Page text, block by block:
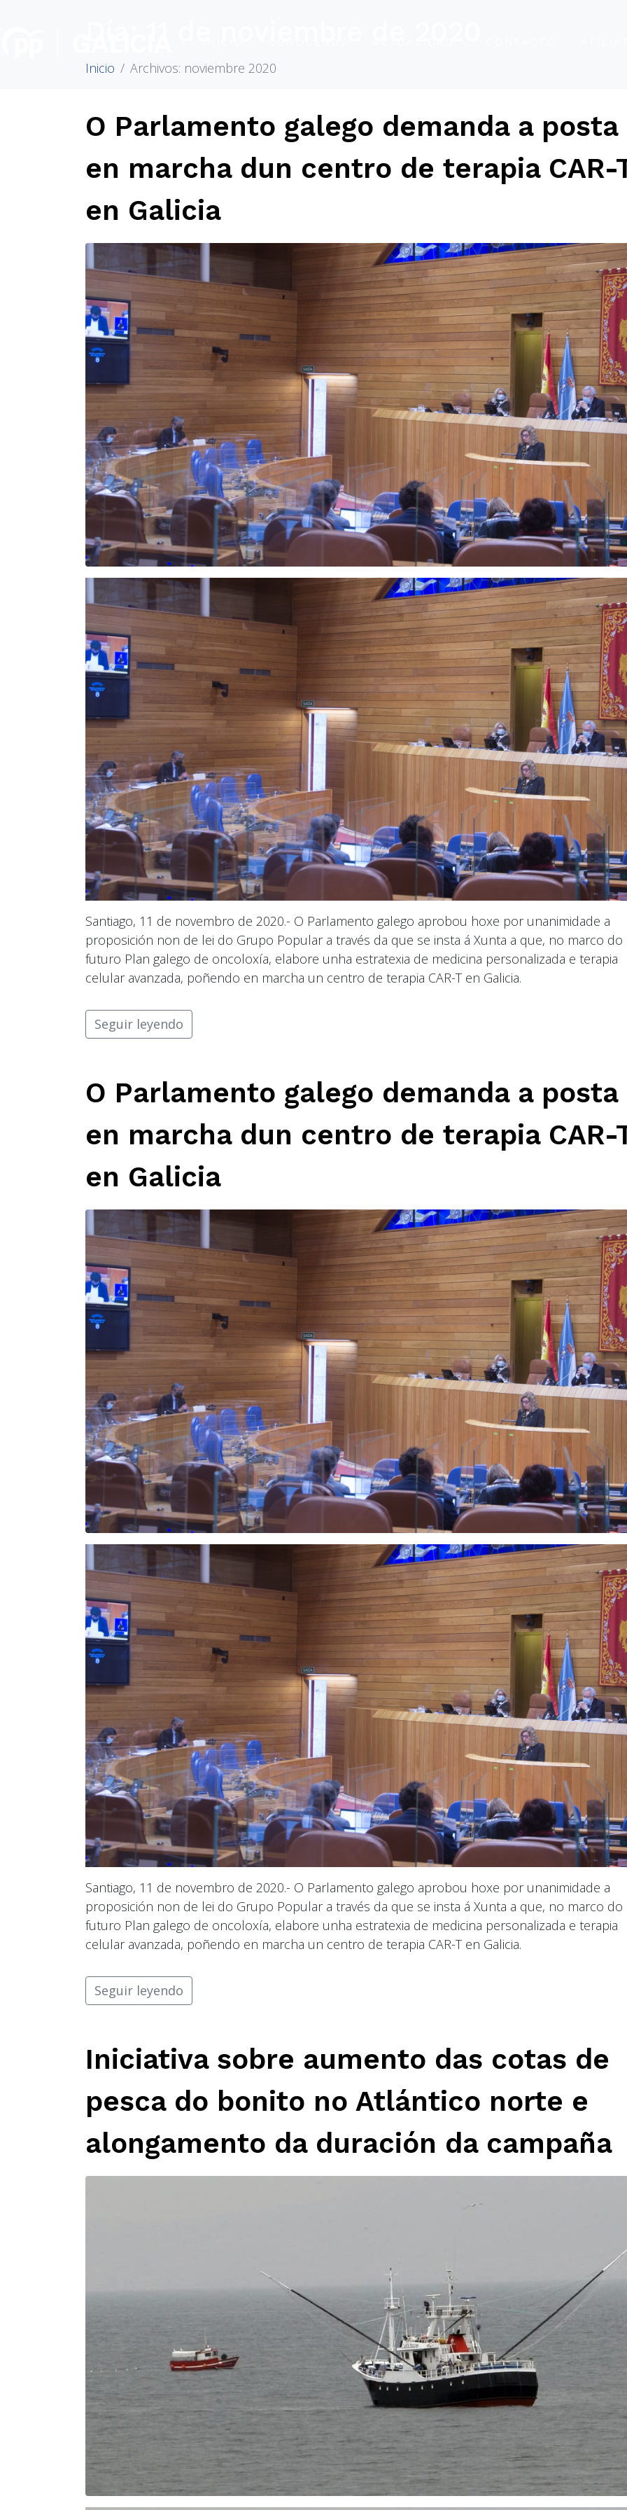
Inicio Archivos: noviembre 2020
O Parlamento galego demanda a posta
en marcha dun centro de terapia CAR-
en Galicia
Santiago, 11 de novembro de 2020.- O Parlamento galego aprobou hoxe por unanimidade a
proposición non de lei do Grupo Popular a través da que se insta á Xunta a que, no marco do
futuro Plan galego de oncoloxía, elabore unha estratexia de medicina personalizada e terapia
celular avanzada, poñendo en marcha un centro de terapia CAR-T en Galicia.
Seguir leyendo
O Parlamento galego demanda a posta
en marcha dun centro de terapia CAR-
en Galicia
Santiago, 11 de novembro de 2020.- O Parlamento galego aprobou hoxe por unanimidade a
proposición non de lei do Grupo Popular a través da que se insta á Xunta a que, no marco do
futuro Plan galego de oncoloxía, elabore unha estratexia de medicina personalizada e terapia
celular avanzada, poñendo en marcha un centro de terapia CAR-T en Galicia.
Seguir leyendo
Iniciativa sobre aumento das cotas de
pesca do bonito no Atlántico norte e
alongamento da duración da campaña